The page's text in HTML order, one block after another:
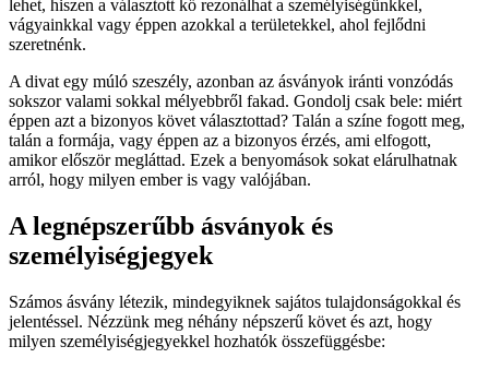
lehet, hiszen a választott kő rezonálhat a személyiségünkkel,
vágyainkkal vagy éppen azokkal a területekkel, ahol fejlődni
szeretnénk.
A divat egy múló szeszély, azonban az ásványok iránti vonzódás
sokszor valami sokkal mélyebbről fakad. Gondolj csak bele: miért
éppen azt a bizonyos követ választottad? Talán a színe fogott meg,
talán a formája, vagy éppen az a bizonyos érzés, ami elfogott,
amikor először megláttad. Ezek a benyomások sokat elárulhatnak
arról, hogy milyen ember is vagy valójában.
A legnépszerűbb ásványok és
személyiségjegyek
Számos ásvány létezik, mindegyiknek sajátos tulajdonságokkal és
jelentéssel. Nézzünk meg néhány népszerű követ és azt, hogy
milyen személyiségjegyekkel hozhatók összefüggésbe: